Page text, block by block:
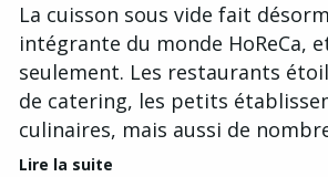
La cuisson sous vide fait
intégrante du monde HoReCa,
seulement. Les restaurants
de catering, les petits
culinaires, mais aussi de
Lire la suite